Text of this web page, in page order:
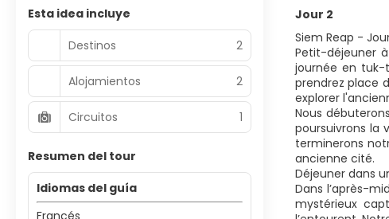
Jour 2
Siem Reap -
Petit-déjeuner
journée en tuk-
prendrez place
explorer
Nous
poursuivrons la
terminerons
ancienne cité.
Déjeuner dans
Dans l’après-
mystérieux
Esta idea incluye
Destinos
2
Alojamientos 2
Circuitos 1
Resumen del tour
Idiomas del guía
Francés